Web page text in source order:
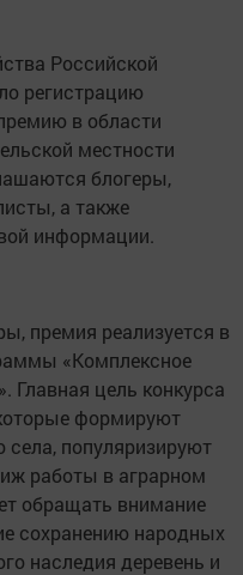
Российской
регистрацию
в области
местности
блогеры,
а также
информации.
премия реализуется в
«Комплексное
Главная цель конкурса
формируют
села, популяризируют
работы в аграрном
обращать внимание
сохранению народных
наследия деревень и